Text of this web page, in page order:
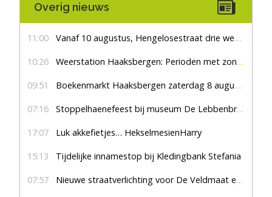
Overig nieuws
11:00 Vanaf 10 augustus, Hengelosestraat drie weken dicht voor doorgaand verkeer
10:26 Weerstation Haaksbergen: Perioden met zon en droog
09:51 Boekenmarkt Haaksbergen zaterdag 8 augustus, marktplein Haaksbergen
07:16 Stoppelhaenefeest bij museum De Lebbenbrugge
17:07 Luk akkefietjes… HekselmesienHarry
15:13 Tijdelijke innamestop bij Kledingbank Stefania
07:57 Nieuwe straatverlichting voor De Veldmaat en De Pas